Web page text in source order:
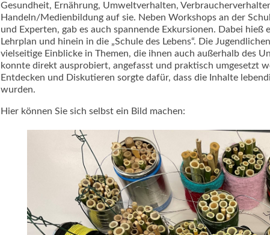
Gesundheit, Ernährung, Umweltverhalten,
Handeln/Medienbildung auf sie. Neben Workshops an der
und Experten, gab es auch spannende Exkursionen. Dabei hieß
Lehrplan und hinein in die „Schule des Lebens“. Die
vielseitige Einblicke in Themen, die ihnen auch außerhalb des
konnte direkt ausprobiert, angefasst und praktisch umgesetzt
Entdecken und Diskutieren sorgte dafür, dass die Inhalte
wurden.
Hier können Sie sich selbst ein Bild machen: